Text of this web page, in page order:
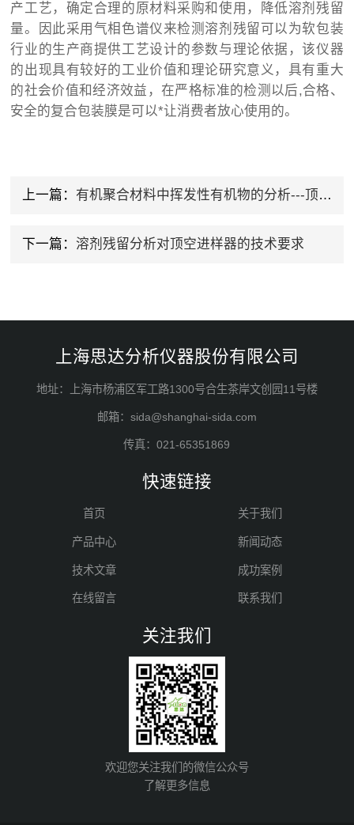
产工艺，确定合理的原材料采购和使用，降低溶剂残留
量。因此采用气相色谱仪来检测溶剂残留可以为软包装
行业的生产商提供工艺设计的参数与理论依据，该仪器
的出现具有较好的工业价值和理论研究意义，具有重大
的社会价值和经济效益，在严格标准的检测以后,合格、
安全的复合包装膜是可以*让消费者放心使用的。
上一篇： 有机聚合材料中挥发性有机物的分析---顶空气相分析
下一篇： 溶剂残留分析对顶空进样器的技术要求
上海思达分析仪器股份有限公司
地址：上海市杨浦区军工路1300号合生茶岸文创园11号楼
邮箱：sida@shanghai-sida.com
传真：021-65351869
快速链接
首页 关于我们
产品中心 新闻动态
技术文章 成功案例
在线留言 联系我们
关注我们
欢迎您关注我们的微信公众号
了解更多信息